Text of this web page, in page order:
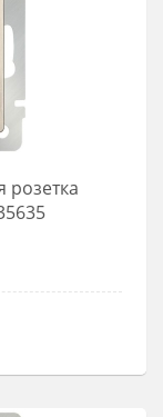
розетка